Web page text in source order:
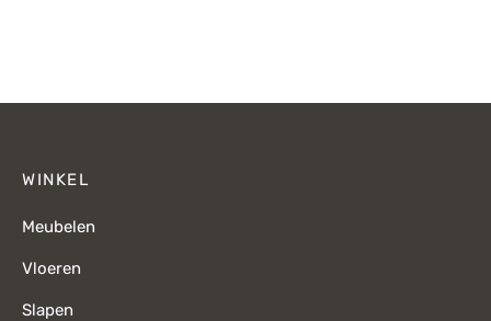
WINKEL
Meubelen
Vloeren
Slapen